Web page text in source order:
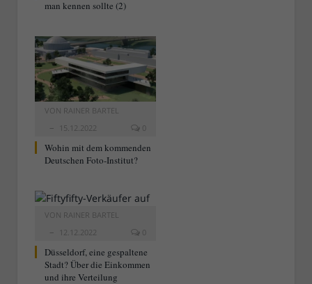
man kennen sollte (2)
VON RAINER BARTEL
15.12.2022
0
Wohin mit dem kommenden
Deutschen Foto-Institut?
VON RAINER BARTEL
12.12.2022
0
Düsseldorf, eine gespaltene
Stadt? Über die Einkommen
und ihre Verteilung